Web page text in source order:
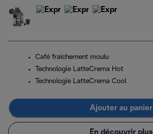
Café fraîchement moulu
Technologie LatteCrema Hot
Technologie LatteCrema Cool
Ajouter au panier
En découvrir plus